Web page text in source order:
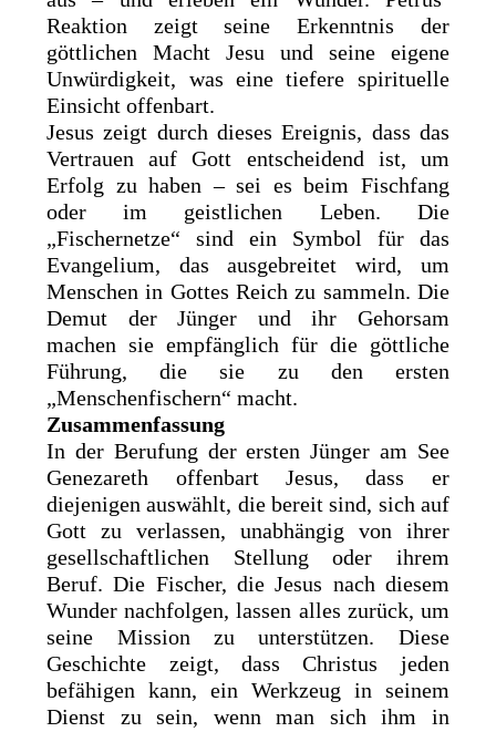
Reaktion zeigt seine Erkenntnis der
göttlichen Macht Jesu und seine eigene
Unwürdigkeit, was eine tiefere spirituelle
Einsicht offenbart.
Jesus zeigt durch dieses Ereignis, dass das
Vertrauen auf Gott entscheidend ist, um
Erfolg zu haben – sei es beim Fischfang
oder im geistlichen Leben. Die
„Fischernetze“ sind ein Symbol für das
Evangelium, das ausgebreitet wird, um
Menschen in Gottes Reich zu sammeln. Die
Demut der Jünger und ihr Gehorsam
machen sie empfänglich für die göttliche
Führung, die sie zu den ersten
„Menschenfischern“ macht.
Zusammenfassung
In der Berufung der ersten Jünger am See
Genezareth offenbart Jesus, dass er
diejenigen auswählt, die bereit sind, sich auf
Gott zu verlassen, unabhängig von ihrer
gesellschaftlichen Stellung oder ihrem
Beruf. Die Fischer, die Jesus nach diesem
Wunder nachfolgen, lassen alles zurück, um
seine Mission zu unterstützen. Diese
Geschichte zeigt, dass Christus jeden
befähigen kann, ein Werkzeug in seinem
Dienst zu sein, wenn man sich ihm in